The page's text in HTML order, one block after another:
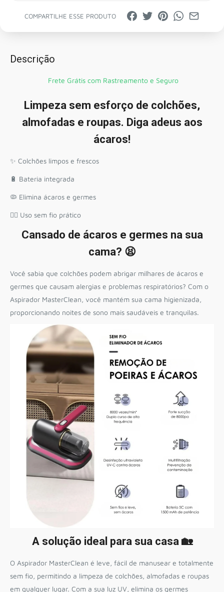
COMPARTILHE ESSE PRODUTO
Descrição
Frete Grátis com Rastreamento e Seguro
Limpeza sem esforço de colchões,
almofadas e roupas. Diga adeus aos
ácaros!
✨ Colchões limpos e frescos
🔋 Bateria integrada
🦠 Elimina ácaros e germes
🏃‍♀️ Uso sem fio prático
Cansado de ácaros e germes na sua
cama? 😫
Você sabia que colchões podem abrigar milhares de ácaros e
germes que causam alergias e problemas respiratórios? Com o
Aspirador MasterClean, você mantém sua cama higienizada,
proporcionando noites de sono mais saudáveis e tranquilas.
A solução ideal para sua casa 🏡
O Aspirador MasterClean é leve, fácil de manusear e totalmente
sem fio, permitindo a limpeza de colchões, almofadas e roupas
em qualquer lugar. Com a sua luz UV, elimina os germes